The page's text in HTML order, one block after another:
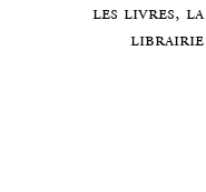
les livres, la
librairie